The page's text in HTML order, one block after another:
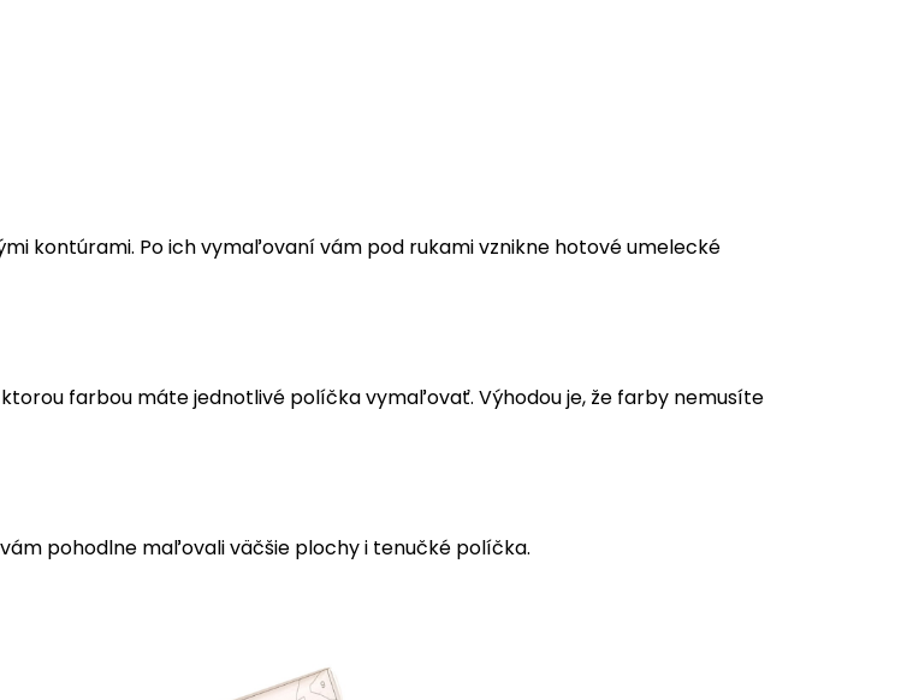
kontúrami. Po ich vymaľovaní vám pod rukami vznikne hotové umelecké
farbou máte jednotlivé políčka vymaľovať. Výhodou je, že farby nemusíte
pohodlne maľovali väčšie plochy i tenučké políčka.